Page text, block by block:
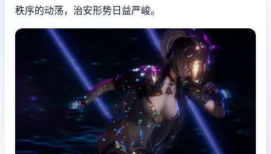
秩序的动荡，治安形势日益严峻。